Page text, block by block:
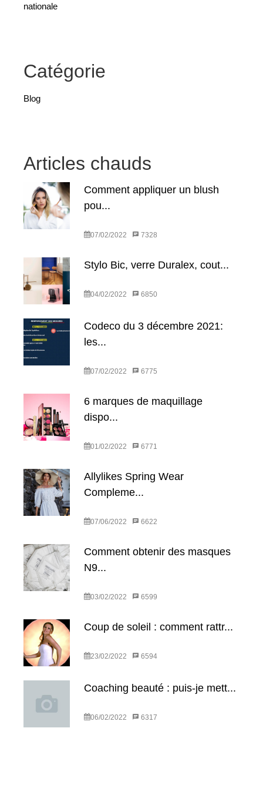
nationale
Catégorie
Blog
Articles chauds
Comment appliquer un blush
pou...
07/02/2022 7328
Stylo Bic, verre Duralex, cout...
04/02/2022 6850
Codeco du 3 décembre 2021:
les...
07/02/2022 6775
6 marques de maquillage
dispo...
01/02/2022 6771
Allylikes Spring Wear
Compleme...
07/06/2022 6622
Comment obtenir des masques
N9...
03/02/2022 6599
Coup de soleil : comment rattr...
23/02/2022 6594
Coaching beauté : puis-je mett...
06/02/2022 6317